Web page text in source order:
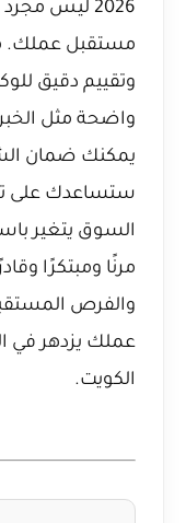
2026 ليس
مستقبل عملك.
وتقييم دقيق
واضحة مثل
يمكنك ضمان
ستساعدك على
السوق يتغير
مرنًا ومبتكرًا
والفرص
عملك يزدهر في
الكويت.